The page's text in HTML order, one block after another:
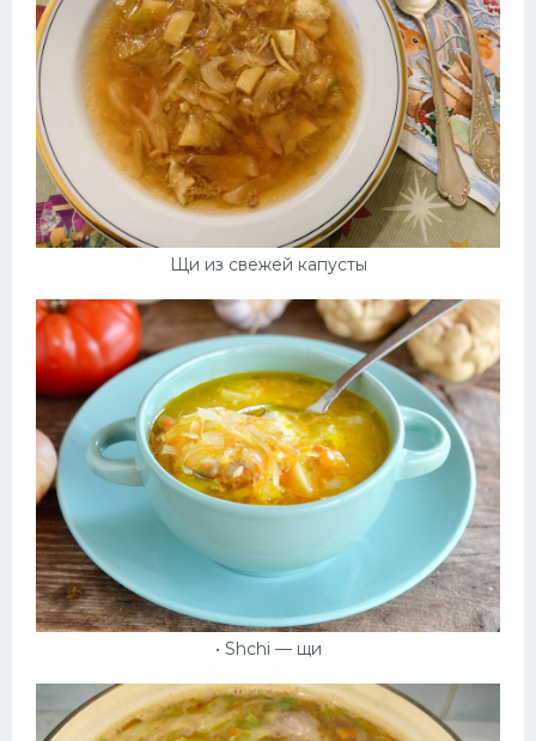
Щи из свежей капусты
• Shchi — щи